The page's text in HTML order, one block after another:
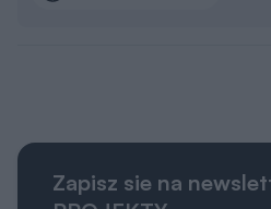
Zapisz sie na